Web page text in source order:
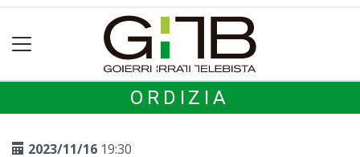
ORDIZIA
2023/11/16 19:30